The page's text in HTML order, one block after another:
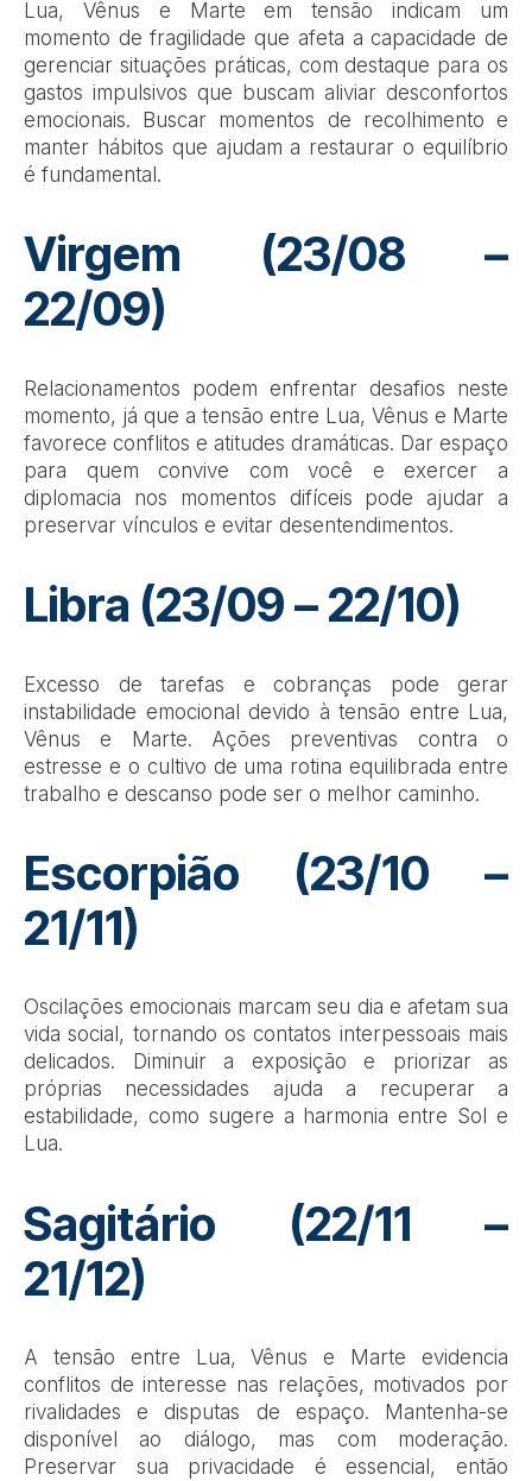
Lua, Vênus e Marte em tensão indicam um
momento de fragilidade que afeta a capacidade de
gerenciar situações práticas, com destaque para os
gastos impulsivos que buscam aliviar desconfortos
emocionais. Buscar momentos de recolhimento e
manter hábitos que ajudam a restaurar o equilíbrio
é fundamental.
Virgem (23/08 –
22/09)
Relacionamentos podem enfrentar desafios neste
momento, já que a tensão entre Lua, Vênus e Marte
favorece conflitos e atitudes dramáticas. Dar espaço
para quem convive com você e exercer a
diplomacia nos momentos difíceis pode ajudar a
preservar vínculos e evitar desentendimentos.
Libra (23/09 – 22/10)
Excesso de tarefas e cobranças pode gerar
instabilidade emocional devido à tensão entre Lua,
Vênus e Marte. Ações preventivas contra o
estresse e o cultivo de uma rotina equilibrada entre
trabalho e descanso pode ser o melhor caminho.
Escorpião (23/10 –
21/11)
Oscilações emocionais marcam seu dia e afetam sua
vida social, tornando os contatos interpessoais mais
delicados. Diminuir a exposição e priorizar as
próprias necessidades ajuda a recuperar a
estabilidade, como sugere a harmonia entre Sol e
Lua.
Sagitário (22/11 –
21/12)
A tensão entre Lua, Vênus e Marte evidencia
conflitos de interesse nas relações, motivados por
rivalidades e disputas de espaço. Mantenha-se
disponível ao diálogo, mas com moderação.
Preservar sua privacidade é essencial, então